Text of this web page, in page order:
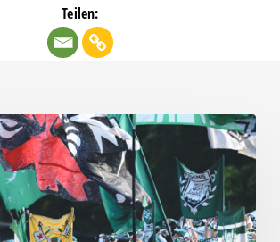
Teilen: